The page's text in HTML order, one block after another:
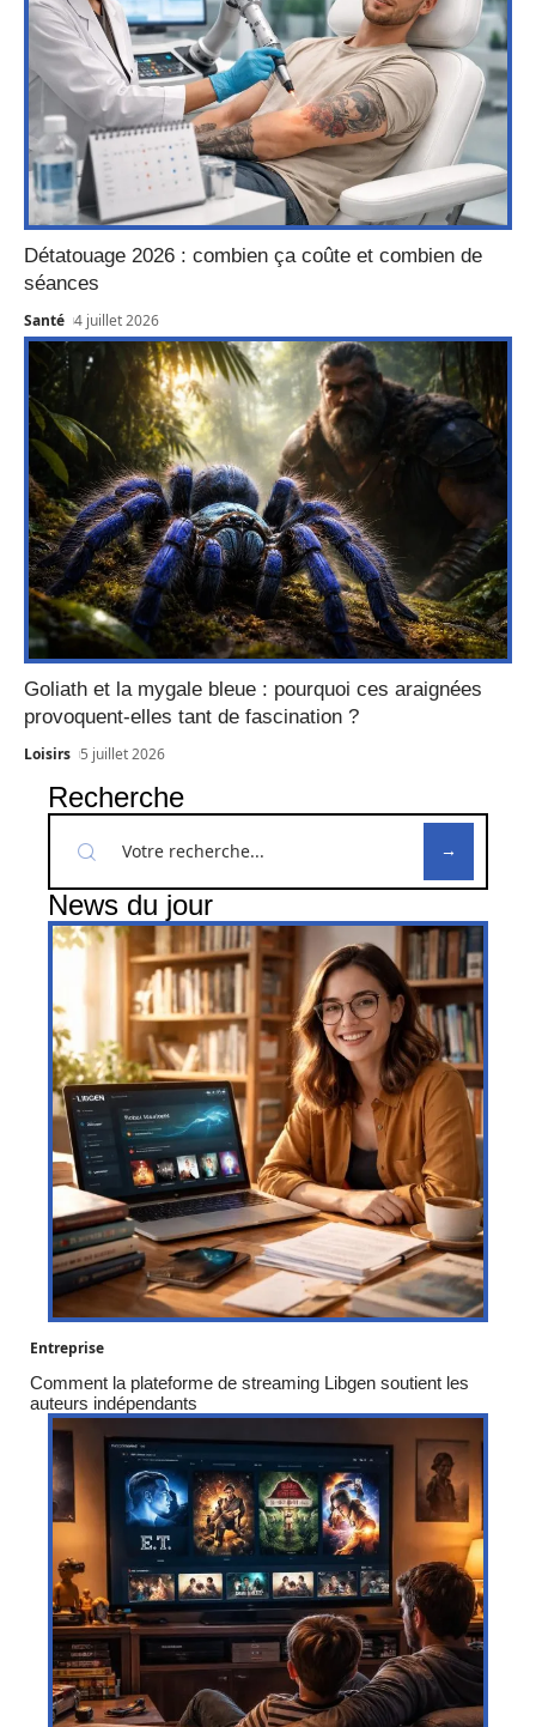
Détatouage 2026 : combien ça coûte et combien de
séances
Santé 4 juillet 2026
Goliath et la mygale bleue : pourquoi ces araignées
provoquent-elles tant de fascination ?
Loisirs 5 juillet 2026
Recherche
News du jour
Entreprise
Comment la plateforme de streaming Libgen soutient les
auteurs indépendants